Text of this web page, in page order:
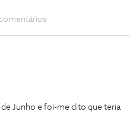
Junho e foi-me dito que teria